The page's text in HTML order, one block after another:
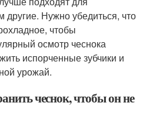
другие. Нужно убедиться, что
чтобы
осмотр чеснока
испорченные зубчики и
урожай.
чеснок, чтобы он не